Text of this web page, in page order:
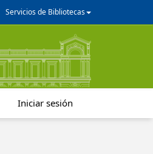
Servicios de Bibliotecas
Iniciar sesión